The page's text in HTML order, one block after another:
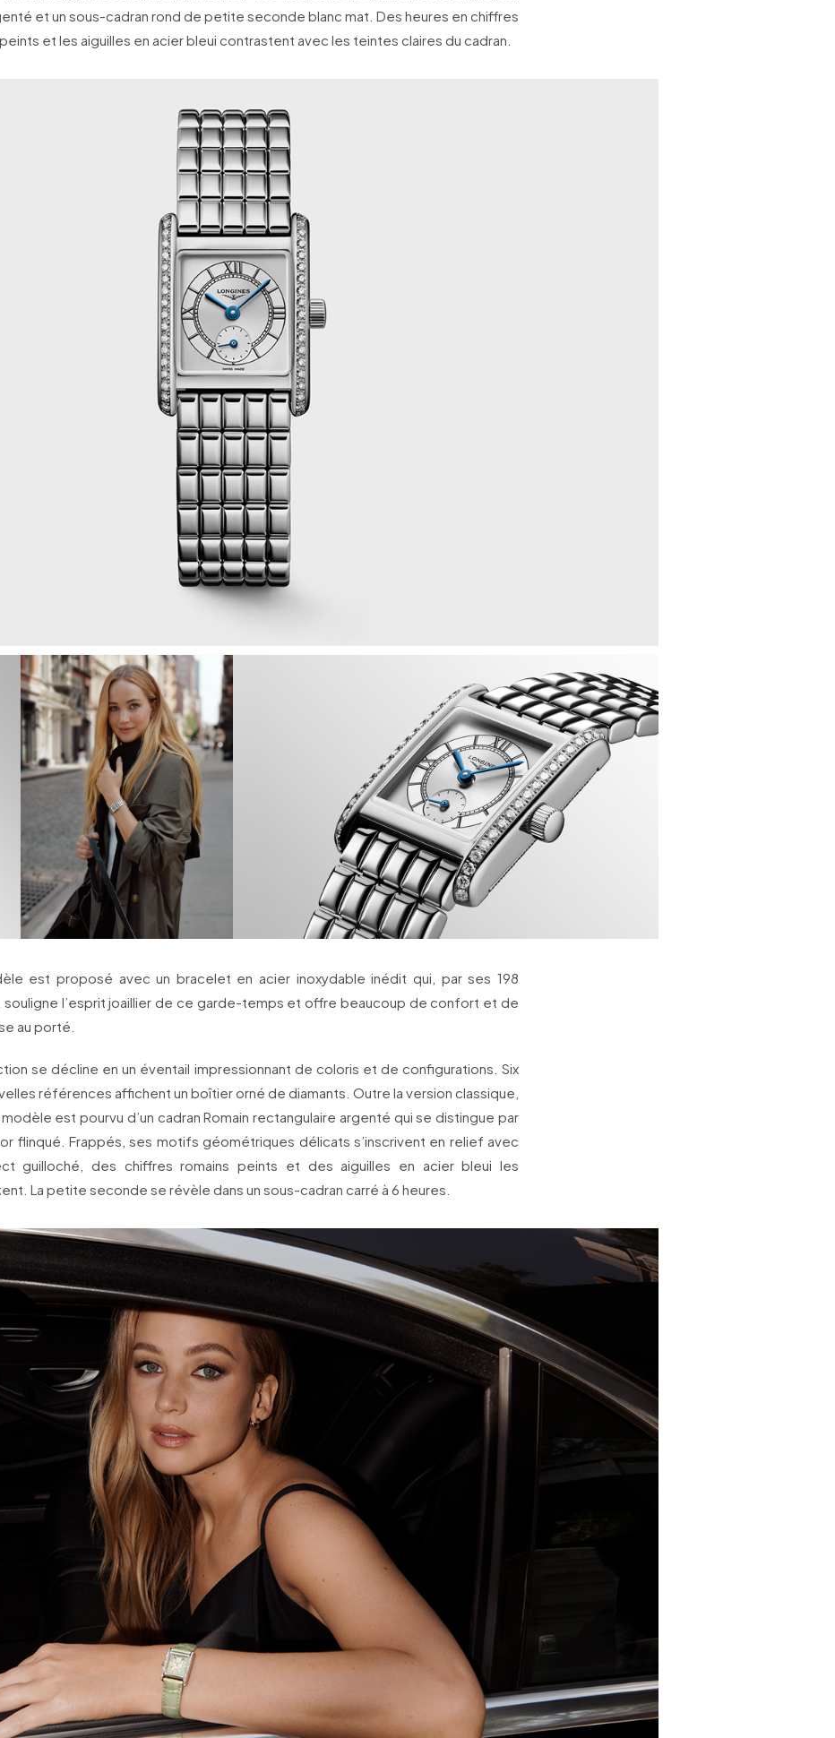
et un sous-cadran rond de petite seconde blanc mat. Des heures en chiffres
et les aiguilles en acier bleui contrastent avec les teintes claires du cadran.
est proposé avec un bracelet en acier inoxydable inédit qui, par ses 198
souligne l’esprit joaillier de ce garde-temps et offre beaucoup de confort et de
au porté.
se décline en un éventail impressionnant de coloris et de configurations. Six
références affichent un boîtier orné de diamants. Outre la version classique,
est pourvu d’un cadran Romain rectangulaire argenté qui se distingue par
flinqué. Frappés, ses motifs géométriques délicats s’inscrivent en relief avec
guilloché, des chiffres romains peints et des aiguilles en acier bleui les
La petite seconde se révèle dans un sous-cadran carré à 6 heures.